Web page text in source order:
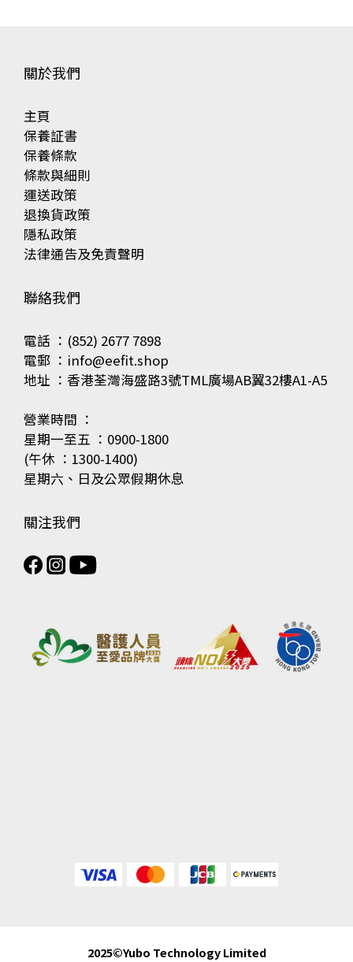
關於我們
主頁
保養証書
保養條款
條款與細則
運送政策
退換貨政策
隱私政策
法律通告及免責聲明
聯絡我們
電話 ：(852) 2677 7898
電郵 ：info@eefit.shop
地址 ：香港荃灣海盛路3號TML廣場AB翼32樓A1-A5
營業時間 ：
星期一至五 ：0900-1800
(午休 ：1300-1400)
星期六、日及公眾假期休息
關注我們
2025©Yubo Technology Limited